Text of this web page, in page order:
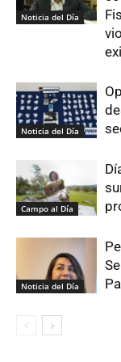
Noticia del Día
Noticia del Día
Campo al Día
Noticia del Día